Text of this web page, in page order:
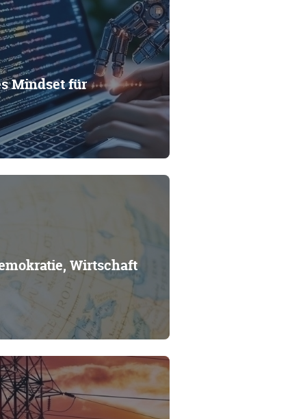
Mindset für
Wirtschaft